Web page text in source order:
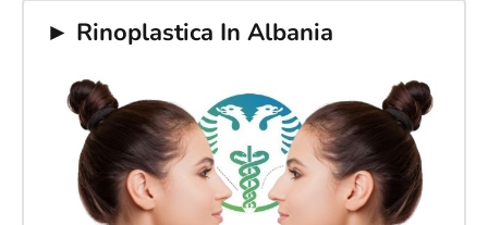
► Rinoplastica In Albania